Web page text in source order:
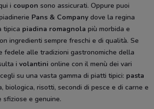
i coupon sono assicurati. Oppure puoi
Pans & Company dove la regina
tipica piadina romagnola più morbida e
ingredienti sempre freschi e di qualità. Se
fedele alle tradizioni gastronomiche della
i volantini online con il menù dei vari
su una vasta gamma di piatti tipici: pasta
biologica, risotti, secondi di pesce e di carne e
e genuine.